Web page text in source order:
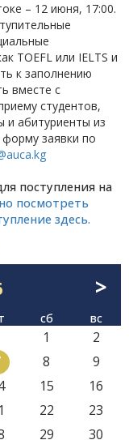
– 12 июня, 17:00.
TOEFL или IELTS и
к заполнению
вместе с
студентов,
и абитуриенты из
заявки по
поступления на
посмотреть
здесь.
>
сб вс
1
2
8
9
15
16
22
23
29
30